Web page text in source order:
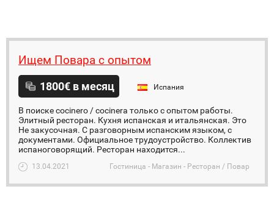
Ищем Повара с опытом
1800€ в месяц Испания
В поиске cocinero / cocinera только с опытом работы.
Элитный ресторан. Кухня испанская и итальянская. Это
Не закусочная. С разговорным испанским языком, с
документами. Официальное трудоустройство. Коллектив
испаноговорящий. Ресторан находится...
13.04.2021 Гостиница - Магазин - Ресторан / Повар